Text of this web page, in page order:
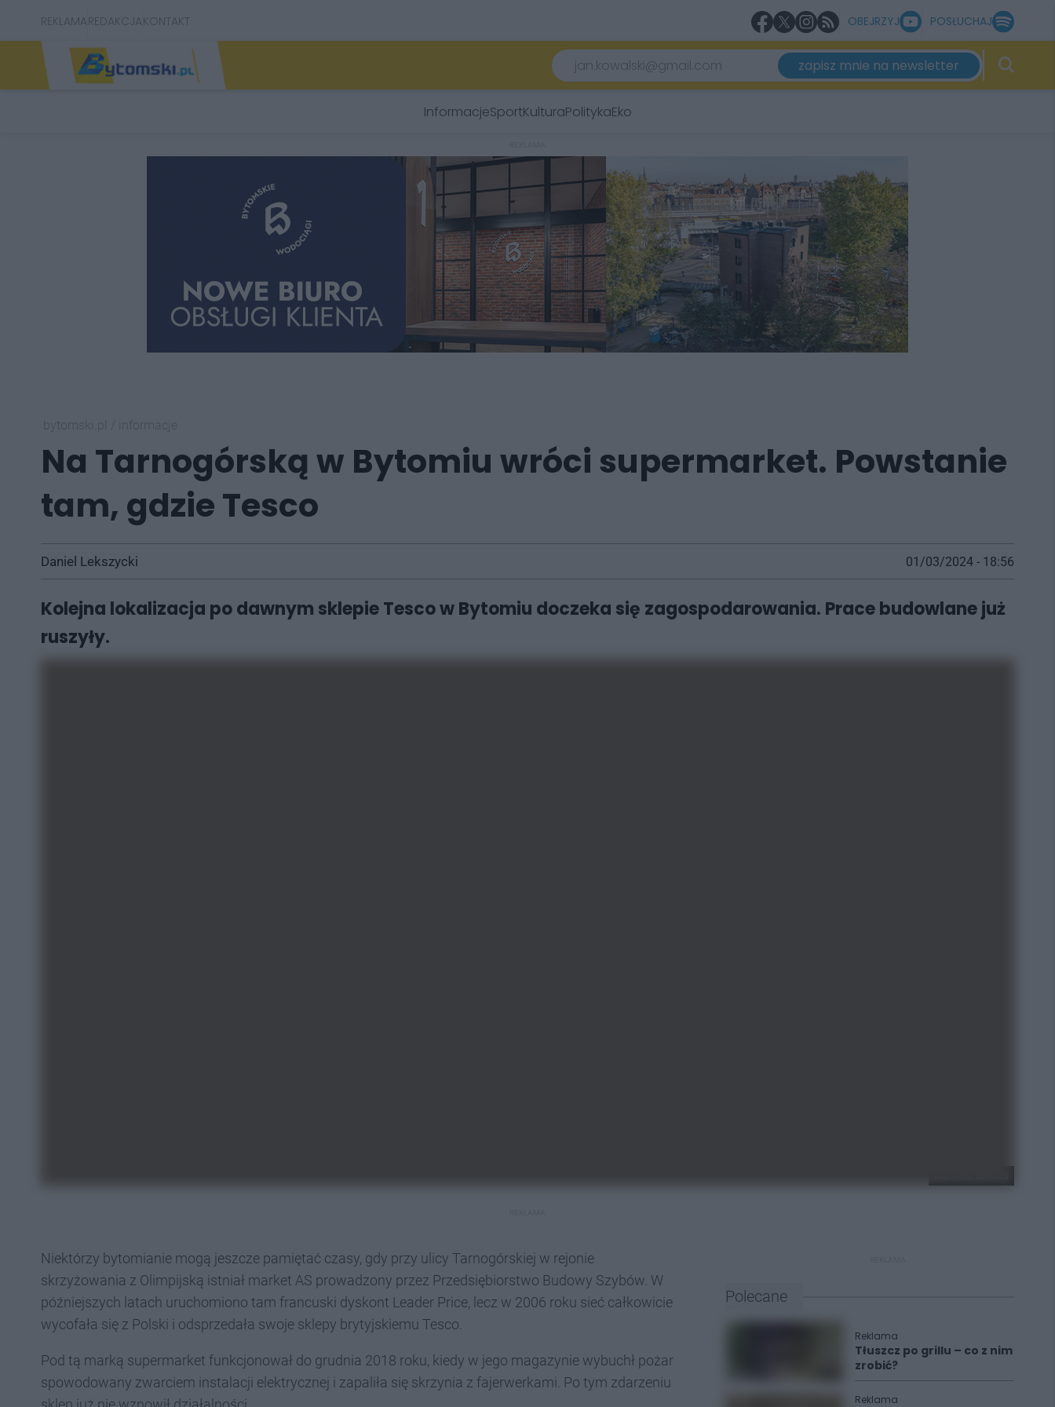
REKLAMAREDAKCJAKONTAKT OBEJRZYJ POSŁUCHAJ
zapisz mnie na newsletter
InformacjeSportKulturaPolitykaEko
Na Tarnogórską w Bytomiu wróci supermarket. Powstanie
tam, gdzie Tesco
Daniel Lekszycki 01/03/2024 - 18:56
Kolejna lokalizacja po dawnym sklepie Tesco w Bytomiu doczeka się zagospodarowania. Prace budowlane już
ruszyły.
Niektórzy bytomianie mogą jeszcze pamiętać czasy, gdy przy ulicy Tarnogórskiej w rejonie
skrzyżowania z Olimpijską istniał market AS prowadzony przez Przedsiębiorstwo Budowy Szybów. W
późniejszych latach uruchomiono tam francuski dyskont Leader Price, lecz w 2006 roku sieć całkowicie
wycofała się z Polski i odsprzedała swoje sklepy brytyjskiemu Tesco.
Pod tą marką supermarket funkcjonował do grudnia 2018 roku, kiedy w jego magazynie wybuchł pożar
spowodowany zwarciem instalacji elektrycznej i zapaliła się skrzynia z fajerwerkami. Po tym zdarzeniu
Polecane
Reklama
Tłuszcz po grillu – co z nim
zrobić?
Reklama